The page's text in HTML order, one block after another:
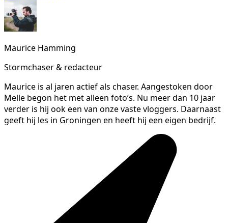
Maurice Hamming
Stormchaser & redacteur
Maurice is al jaren actief als chaser. Aangestoken door
Melle begon het met alleen foto’s. Nu meer dan 10 jaar
verder is hij ook een van onze vaste vloggers. Daarnaast
geeft hij les in Groningen en heeft hij een eigen bedrijf.